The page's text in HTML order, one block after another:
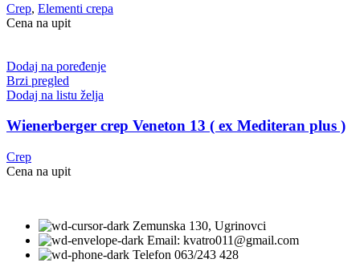
Crep, Elementi crepa
Cena na upit
Dodaj na poređenje
Brzi pregled
Dodaj na listu želja
Wienerberger crep Veneton 13 ( ex Mediteran plus )
Crep
Cena na upit
Zemunska 130, Ugrinovci
Email: kvatro011@gmail.com
Telefon 063/243 428